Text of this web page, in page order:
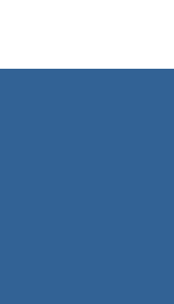
l'intestin, July 2, 1916
May 27, 1923
de le femme, October 4, 1919